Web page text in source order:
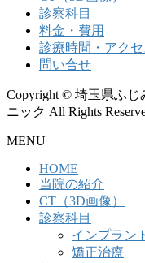
診察科目
料金・費用
診療時間・アクセ
問い合せ
Copyright © 埼玉県ふ
ニック All Rights
MENU
HOME
当院の紹介
CT（3D画像）
診察科目
インプラン
矯正治療